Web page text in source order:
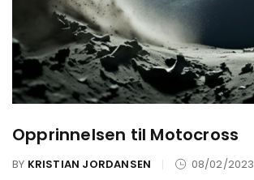
Opprinnelsen til Motocross
BY KRISTIAN JORDANSEN 08/02/2023